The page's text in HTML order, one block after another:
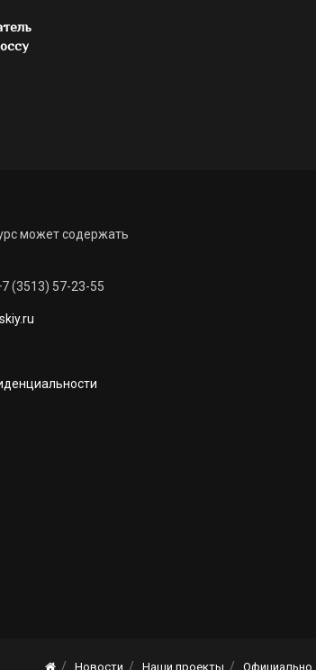
может содержать
(3513) 57-23-55
Новости Наши проекты Официально